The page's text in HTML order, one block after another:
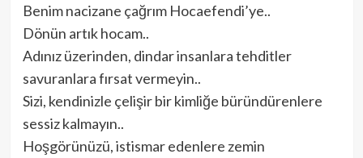
Benim nacizane çağrım Hocaefendi’ye..
Dönün artık hocam..
Adınız üzerinden, dindar insanlara tehditler
savuranlara fırsat vermeyin..
Sizi, kendinizle çelişir bir kimliğe büründürenlere
sessiz kalmayın..
Hoşgörünüzü, istismar edenlere zemin